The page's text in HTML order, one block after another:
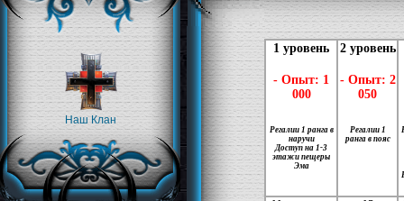
Наш Клан
1 уровень
- Опыт: 1
000
Регалии 1 ранга в
наручи
Доступ на 1-3
этажи пещеры
Эма
2 уровень
- Опыт: 2
050
Регалии 1
ранга в пояс